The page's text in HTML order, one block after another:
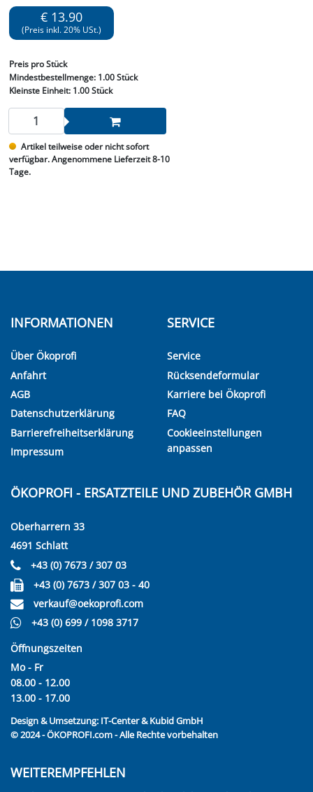
€ 13.90
(Preis inkl. 20% USt.)
Preis pro Stück
Mindestbestellmenge: 1.00 Stück
Kleinste Einheit:1.00 Stück
Artikel teilweise oder nicht sofort
verfügbar. Angenommene Lieferzeit 8-10
Tage.
INFORMATIONEN
Über Ökoprofi
Anfahrt
AGB
Datenschutzerklärung
Barrierefreiheitserklärung
Impressum
SERVICE
Service
Rücksendeformular
Karriere bei Ökoprofi
FAQ
Cookieeinstellungen
anpassen
ÖKOPROFI - ERSATZTEILE UND ZUBEHÖR GMBH
Oberharrern 33
4691 Schlatt
+43 (0) 7673 / 307 03
+43 (0) 7673 / 307 03 - 40
verkauf@oekoprofi.com
+43 (0) 699 / 1098 3717
Öffnungszeiten
Mo - Fr
08.00 - 12.00
13.00 - 17.00
Design & Umsetzung: IT-Center & Kubid GmbH
© 2024 - ÖKOPROFI.com - Alle Rechte vorbehalten
WEITEREMPFEHLEN